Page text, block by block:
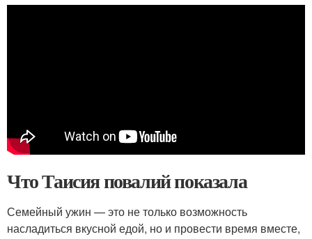
Что Таисия повалий показала
Семейный ужин — это не только возможность
насладиться вкусной едой, но и провести время вместе,